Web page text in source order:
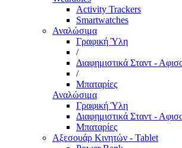
Activity Trackers
Smartwatches
Αναλώσιμα
Γραφική Ύλη
/
Διαφημιστικά Σταντ -
/
Μπαταρίες
Αναλώσιμα
Γραφική Ύλη
Διαφημιστικά Σταντ -
Μπαταρίες
Αξεσουάρ Κινητών - Tablet